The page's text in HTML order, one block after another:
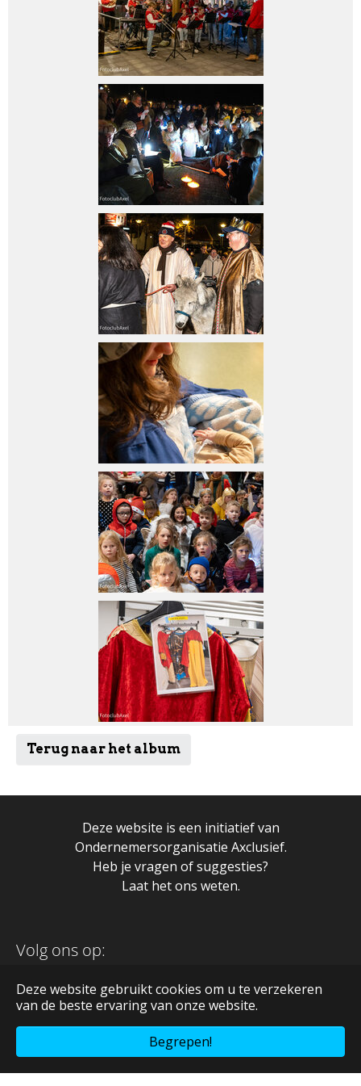
Deze website gebruikt cookies om u te verzekeren
van de beste ervaring van onze website.
Begrepen!
Terug naar het album
Deze website is een initiatief van
Ondernemersorganisatie Axclusief.
Heb je vragen of suggesties?
Laat het ons weten.
Volg ons op: